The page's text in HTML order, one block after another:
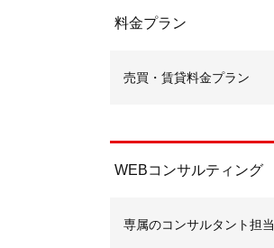
料金プラン
売買・賃貸料金プラン
WEBコンサルティング
専属のコンサルタント担当